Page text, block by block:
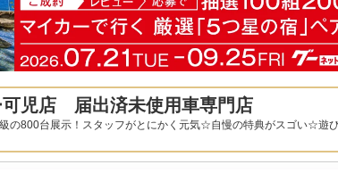
可児店 届出済未使用車専門店
の800台展示！スタッフがとにかく元気☆自慢の特典がスゴい☆遊